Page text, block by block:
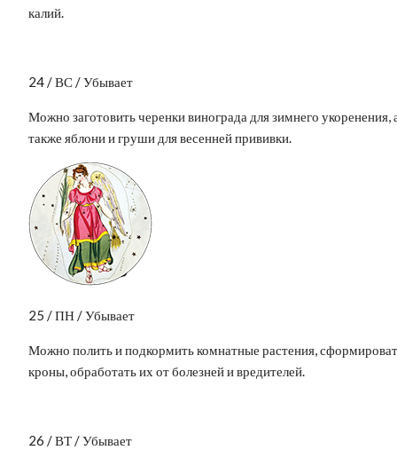
калий.
24 / ВС / Убывает
Можно заготовить черенки винограда для зимнего укоренения,
также яблони и груши для весенней прививки.
25 / ПН / Убывает
Можно полить и подкормить комнатные растения,
кроны, обработать их от болезней и вредителей.
26 / ВТ / Убывает